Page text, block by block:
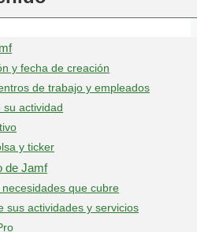
y fecha de creación
de trabajo y empleados
su actividad
y ticker
de Jamf
que cubre
sus actividades y servicios